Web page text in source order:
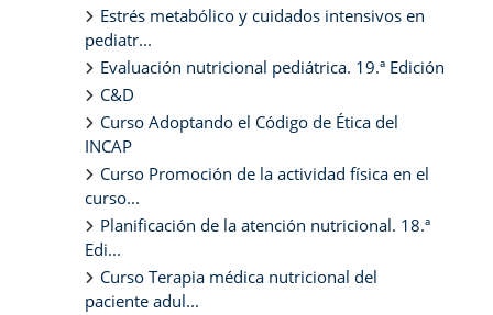
Estrés metabólico y cuidados intensivos en
pediatr...
Evaluación nutricional pediátrica. 19.ª Edición
C&D
Curso Adoptando el Código de Ética del
INCAP
Curso Promoción de la actividad física en el
curso...
Planificación de la atención nutricional. 18.ª
Edi...
Curso Terapia médica nutricional del
paciente adul...